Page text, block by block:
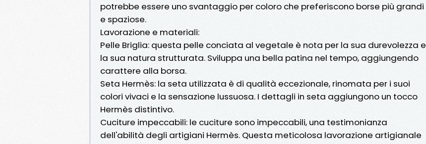
potrebbe essere uno svantaggio per coloro che preferiscono borse più grandi
e spaziose.
Lavorazione e materiali:
Pelle Briglia: questa pelle conciata al vegetale è nota per la sua durevolezza e
la sua natura strutturata. Sviluppa una bella patina nel tempo, aggiungendo
carattere alla borsa.
Seta Hermès: la seta utilizzata è di qualità eccezionale, rinomata per i suoi
colori vivaci e la sensazione lussuosa. I dettagli in seta aggiungono un tocco
Hermès distintivo.
Cuciture impeccabili: le cuciture sono impeccabili, una testimonianza
dell'abilità degli artigiani Hermès. Questa meticolosa lavorazione artigianale